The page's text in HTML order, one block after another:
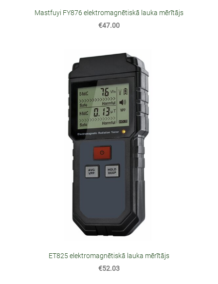
Mastfuyi FY876 elektromagnētiskā lauka mērītājs
€47.00
ET825 elektromagnētiskā lauka mērītājs
€52.03